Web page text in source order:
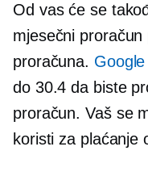
Od vas će se
mjesečni
proračuna.
do 30.4 da biste
proračun. Vaš se
koristi za plaćanje